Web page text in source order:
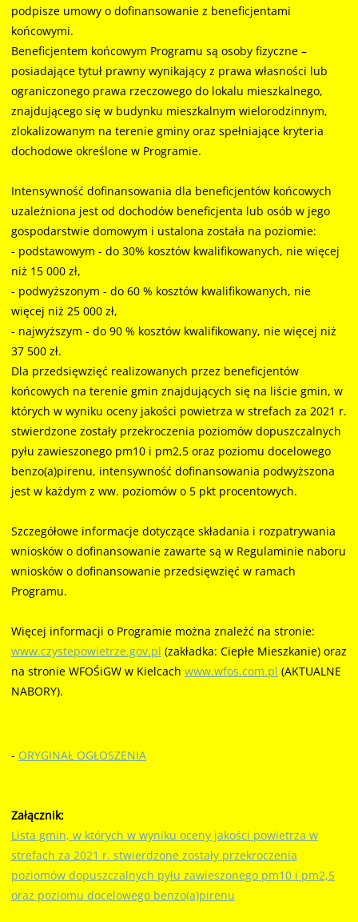
podpisze umowy o dofinansowanie z beneficjentami
końcowymi.
Beneficjentem końcowym Programu są osoby fizyczne –
posiadające tytuł prawny wynikający z prawa własności lub
ograniczonego prawa rzeczowego do lokalu mieszkalnego,
znajdującego się w budynku mieszkalnym wielorodzinnym,
zlokalizowanym na terenie gminy oraz spełniające kryteria
dochodowe określone w Programie.
Intensywność dofinansowania dla beneficjentów końcowych
uzależniona jest od dochodów beneficjenta lub osób w jego
gospodarstwie domowym i ustalona została na poziomie:
- podstawowym - do 30% kosztów kwalifikowanych, nie więcej
niż 15 000 zł,
- podwyższonym - do 60 % kosztów kwalifikowanych, nie
więcej niż 25 000 zł,
- najwyższym - do 90 % kosztów kwalifikowany, nie więcej niż
37 500 zł.
Dla przedsięwzięć realizowanych przez beneficjentów
końcowych na terenie gmin znajdujących się na liście gmin, w
których w wyniku oceny jakości powietrza w strefach za 2021 r.
stwierdzone zostały przekroczenia poziomów dopuszczalnych
pyłu zawieszonego pm10 i pm2,5 oraz poziomu docelowego
benzo(a)pirenu, intensywność dofinansowania podwyższona
jest w każdym z ww. poziomów o 5 pkt procentowych.
Szczegółowe informacje dotyczące składania i rozpatrywania
wniosków o dofinansowanie zawarte są w Regulaminie naboru
wniosków o dofinansowanie przedsięwzięć w ramach
Programu.
Więcej informacji o Programie można znaleźć na stronie:
www.czystepowietrze.gov.pl (zakładka: Ciepłe Mieszkanie) oraz
na stronie WFOŚiGW w Kielcach www.wfos.com.pl (AKTUALNE
NABORY).
- ORYGINAŁ OGŁOSZENIA
Załącznik:
Lista gmin, w których w wyniku oceny jakości powietrza w
strefach za 2021 r. stwierdzone zostały przekroczenia
poziomów dopuszczalnych pyłu zawieszonego pm10 i pm2,5
oraz poziomu docelowego benzo(a)pirenu